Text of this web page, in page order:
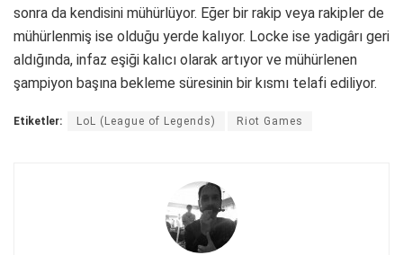
sonra da kendisini mühürlüyor. Eğer bir rakip veya rakipler de
mühürlenmiş ise olduğu yerde kalıyor. Locke ise yadigârı geri
aldığında, infaz eşiği kalıcı olarak artıyor ve mühürlenen
şampiyon başına bekleme süresinin bir kısmı telafi ediliyor.
Etiketler: LoL (League of Legends) Riot Games